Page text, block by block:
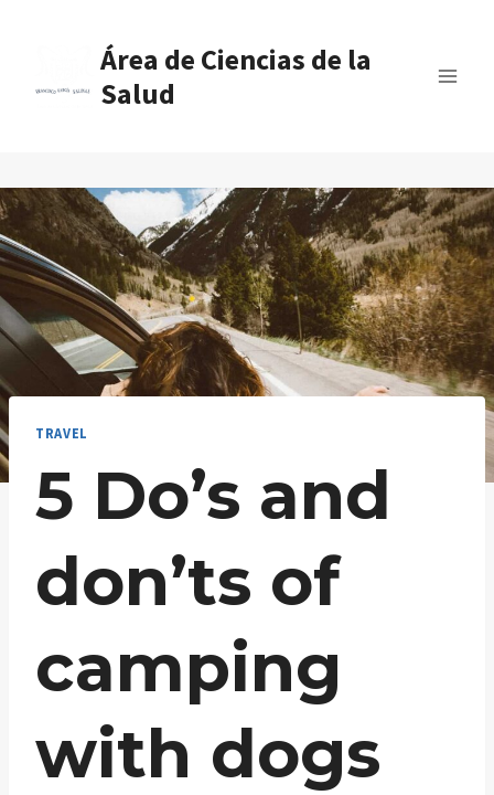
Área de Ciencias de la
Salud
TRAVEL
5 Do’s and
don’ts of
camping
with dogs